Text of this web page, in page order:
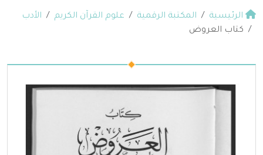
الرئيسية المكتبة الرقمية علوم القرآن الكريم
الأدب
كتاب العروض